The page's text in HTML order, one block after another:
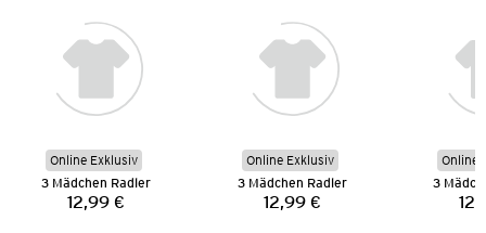
Online Exklusiv
3 Mädchen Radler
Preis:
12,99 €
Online Exklusiv
3 Mädchen Radler
Preis:
12,99 €
Online
3